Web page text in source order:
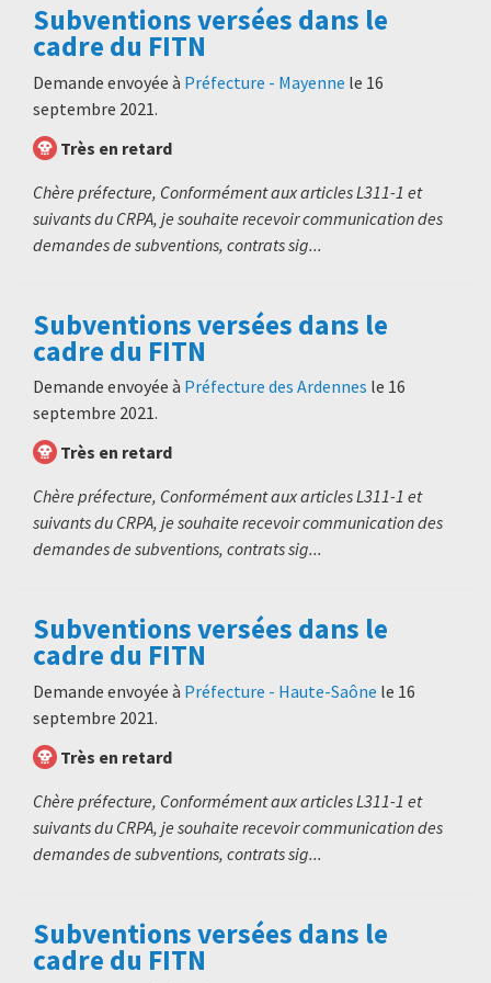
Subventions versées dans le
cadre du FITN
Demande envoyée à Préfecture - Mayenne le 16
septembre 2021.
Très en retard
Chère préfecture, Conformément aux articles L311-1 et
suivants du CRPA, je souhaite recevoir communication des
demandes de subventions, contrats sig...
Subventions versées dans le
cadre du FITN
Demande envoyée à Préfecture des Ardennes le 16
septembre 2021.
Très en retard
Chère préfecture, Conformément aux articles L311-1 et
suivants du CRPA, je souhaite recevoir communication des
demandes de subventions, contrats sig...
Subventions versées dans le
cadre du FITN
Demande envoyée à Préfecture - Haute-Saône le 16
septembre 2021.
Très en retard
Chère préfecture, Conformément aux articles L311-1 et
suivants du CRPA, je souhaite recevoir communication des
demandes de subventions, contrats sig...
Subventions versées dans le
cadre du FITN